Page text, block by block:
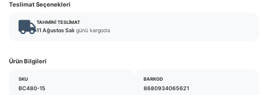
Teslimat Seçenekleri
TAHMINI TESLIMAT
11 Ağustos Salı günü kargoda
Ürün Bilgileri
SKU
BC480-15
BARKOD
8680934065621